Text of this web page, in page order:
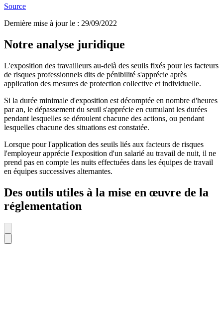
Source
Dernière mise à jour le : 29/09/2022
Notre analyse juridique
L'exposition des travailleurs au-delà des seuils fixés pour les facteurs
de risques professionnels dits de pénibilité s'apprécie après
application des mesures de protection collective et individuelle.
Si la durée minimale d'exposition est décomptée en nombre d'heures
par an, le dépassement du seuil s'apprécie en cumulant les durées
pendant lesquelles se déroulent chacune des actions, ou pendant
lesquelles chacune des situations est constatée.
Lorsque pour l'application des seuils liés aux facteurs de risques
l'employeur apprécie l'exposition d'un salarié au travail de nuit, il ne
prend pas en compte les nuits effectuées dans les équipes de travail
en équipes successives alternantes.
Des outils utiles à la mise en œuvre de la
réglementation